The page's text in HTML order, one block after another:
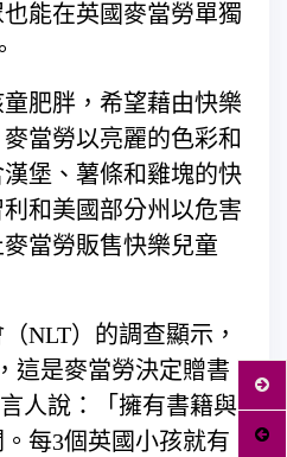
能在英國麥當勞單獨
肥胖，希望藉由快樂
當勞以亮麗的色彩和
堡、薯條和雞塊的快
和美國部分州以危害
當勞販售快樂兒童
NLT）的調查顯示，
這是麥當勞決定贈書
人說：「擁有書籍與
每3個英國小孩就有